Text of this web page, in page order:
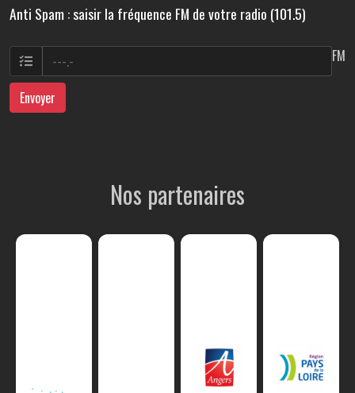
Anti Spam : saisir la fréquence FM de votre radio (101.5)
FM
Envoyer
Nos partenaires